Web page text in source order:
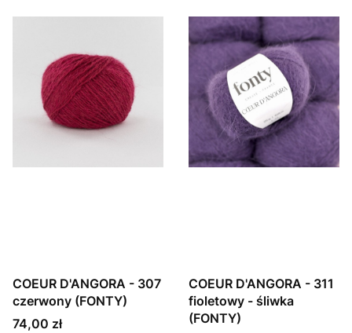
COEUR D'ANGORA - 307
czerwony (FONTY)
Cena
74,00 zł
COEUR D'ANGORA - 311
fioletowy - śliwka
(FONTY)